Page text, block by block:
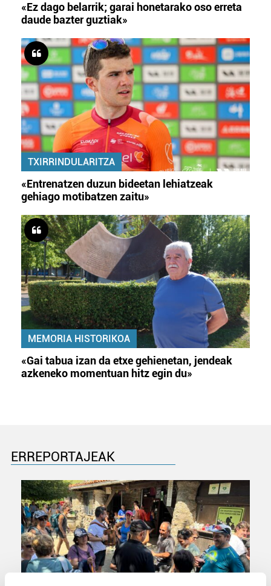
«Ez dago belarrik; garai honetarako oso erreta
daude bazter guztiak»
TXIRRINDULARITZA
«Entrenatzen duzun bideetan lehiatzeak
gehiago motibatzen zaitu»
MEMORIA HISTORIKOA
«Gai tabua izan da etxe gehienetan, jendeak
azkeneko momentuan hitz egin du»
ERREPORTAJEAK